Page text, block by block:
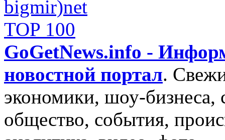
GoGetNews.info -
новостной портал.
экономики, шоу-бизнеса,
общество, события,